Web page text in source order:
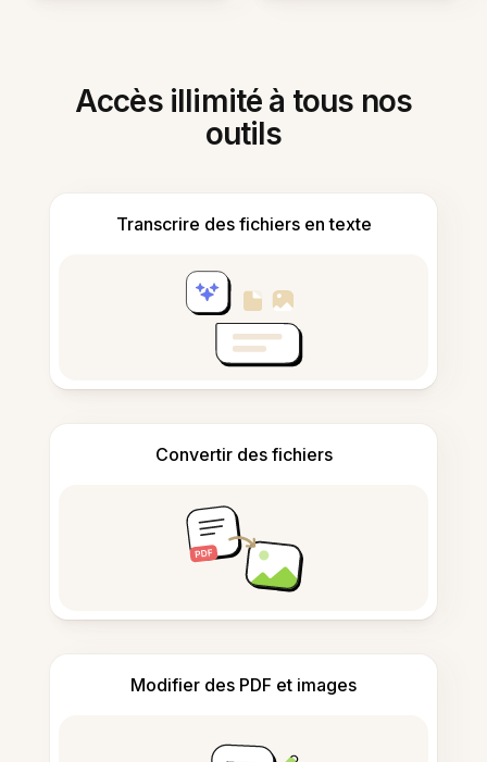
Accès illimité à tous nos
outils
Transcrire des fichiers en texte
Convertir des fichiers
Modifier des PDF et images